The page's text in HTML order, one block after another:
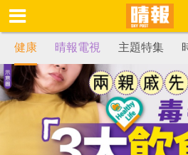
健康 晴報電視 主題特集